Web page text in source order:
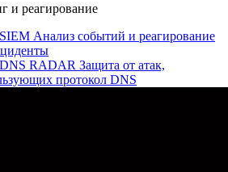
и реагирование
Анализ событий и реагирование
RADAR Защита от атак,
протокол DNS